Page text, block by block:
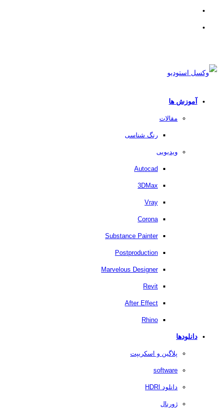
آموزش ها
مقالات
رنگ شناسی
ویدیویی
Autocad
3DMax
Vray
Corona
Substance Painter
Postproduction
Marvelous Designer
Revit
After Effect
Rhino
دانلودها
پلاگین و اسکریپت
software
دانلود HDRI
ژورنال